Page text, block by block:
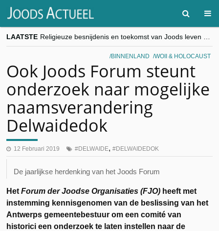
LAATSTE
“Besnijdenisdebat toont hoe moeilijk seculiere Westen minderheden begrijpt”, Jinnih Beels (Vooruit)
CITYTRIP | ROEMENIË – Boekarest: de verrassing van Oost-Europa
BINNENLAND WOII & HOLOCAUST
Ook Joods Forum steunt
onderzoek naar mogelijke
naamsverandering
Delwaidedok
12 Februari 2019 DELWAIDE, DELWAIDEDOK
De jaarlijkse herdenking van het Joods Forum
HetForum der Joodse Organisaties (FJO) heeft met
instemming kennisgenomen van de beslissing van het
Antwerps gemeentebestuur om een comité van
historici een onderzoek te laten instellen naar de